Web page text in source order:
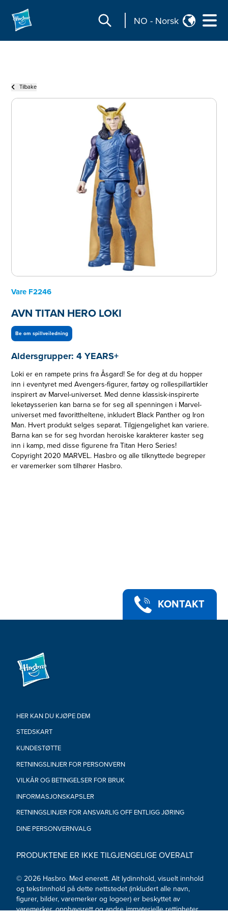
NO - Norsk
Tilbake
Vare F2246
AVN TITAN HERO LOKI
Be om spillveiledning
Aldersgrupper: 4 YEARS+
Loki er en rampete prins fra Åsgard! Se for deg at du hopper
inn i eventyret med Avengers-figurer, fartøy og rollespillartikler
inspirert av Marvel-universet. Med denne klassisk-inspirerte
leketøysserien kan barna se for seg all spenningen i Marvel-
universet med favorittheltene, inkludert Black Panther og Iron
Man. Hvert produkt selges separat. Tilgjengelighet kan variere.
Barna kan se for seg hvordan heroiske karakterer kaster seg
inn i kamp, med disse figurene fra Titan Hero Series!
Copyright 2020 MARVEL. Hasbro og alle tilknyttede begreper
er varemerker som tilhører Hasbro.
KONTAKT
HER KAN DU KJØPE DEM
STEDSKART
KUNDESTØTTE
RETNINGSLINJER FOR PERSONVERN
VILKÅR OG BETINGELSER FOR BRUK
INFORMASJONSKAPSLER
RETNINGSLINJER FOR ANSVARLIG OFF ENTLIGG JØRING
DINE PERSONVERNVALG
PRODUKTENE ER IKKE TILGJENGELIGE OVERALT
© 2026 Hasbro. Med enerett. Alt lydinnhold, visuelt innhold
og tekstinnhold på dette nettstedet (inkludert alle navn,
figurer, bilder, varemerker og logoer) er beskyttet av
varemerker, opphavsrett og andre immaterielle rettigheter